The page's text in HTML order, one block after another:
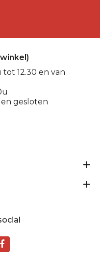
12.30 en van
gesloten